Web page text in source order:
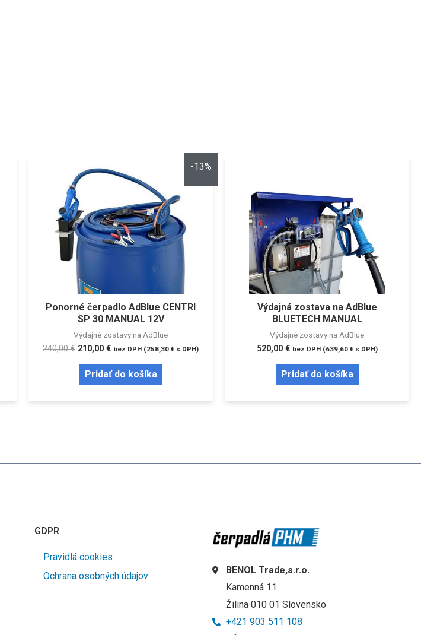
-13%
Ponorné čerpadlo AdBlue CENTRI
SP 30 MANUAL 12V
Výdajné zostavy na AdBlue
240,00€ 210,00 € bez DPH (258,30 € s DPH)
Pridať do košíka
Výdajná zostava na AdBlue
BLUETECH MANUAL
Výdajné zostavy na AdBlue
520,00 € bez DPH (639,60 €s DPH)
Pridať do košíka
GDPR
Pravidlá cookies
Ochrana osobných údajov
BENOL Trade,s.r.o.
Kamenná 11
Žilina 010 01 Slovensko
+421 903 511 108